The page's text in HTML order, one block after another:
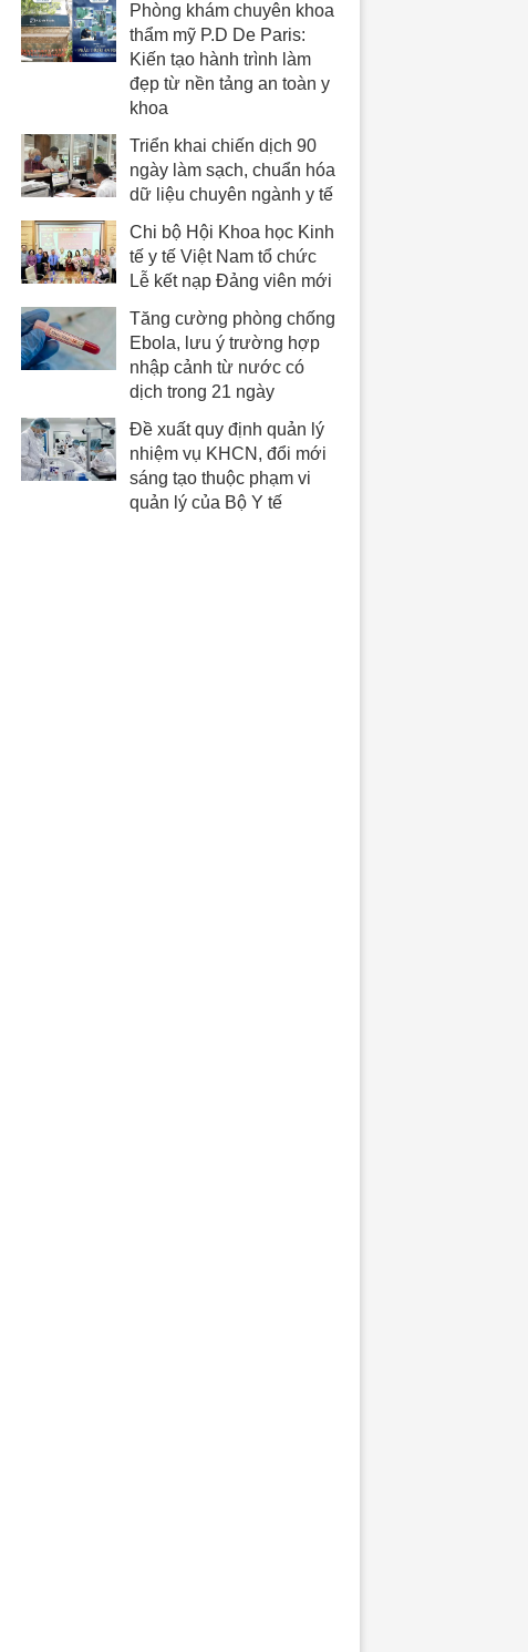
Phòng khám chuyên khoa
thẩm mỹ P.D De Paris:
Kiến tạo hành trình làm
đẹp từ nền tảng an toàn y
khoa
Triển khai chiến dịch 90
ngày làm sạch, chuẩn hóa
dữ liệu chuyên ngành y tế
Chi bộ Hội Khoa học Kinh
tế y tế Việt Nam tổ chức
Lễ kết nạp Đảng viên mới
Tăng cường phòng chống
Ebola, lưu ý trường hợp
nhập cảnh từ nước có
dịch trong 21 ngày
Đề xuất quy định quản lý
nhiệm vụ KHCN, đổi mới
sáng tạo thuộc phạm vi
quản lý của Bộ Y tế